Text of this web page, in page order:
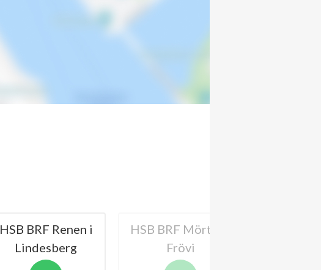
HSB BRF Renen i
Lindesberg
HSB BRF Mörten i
Frövi